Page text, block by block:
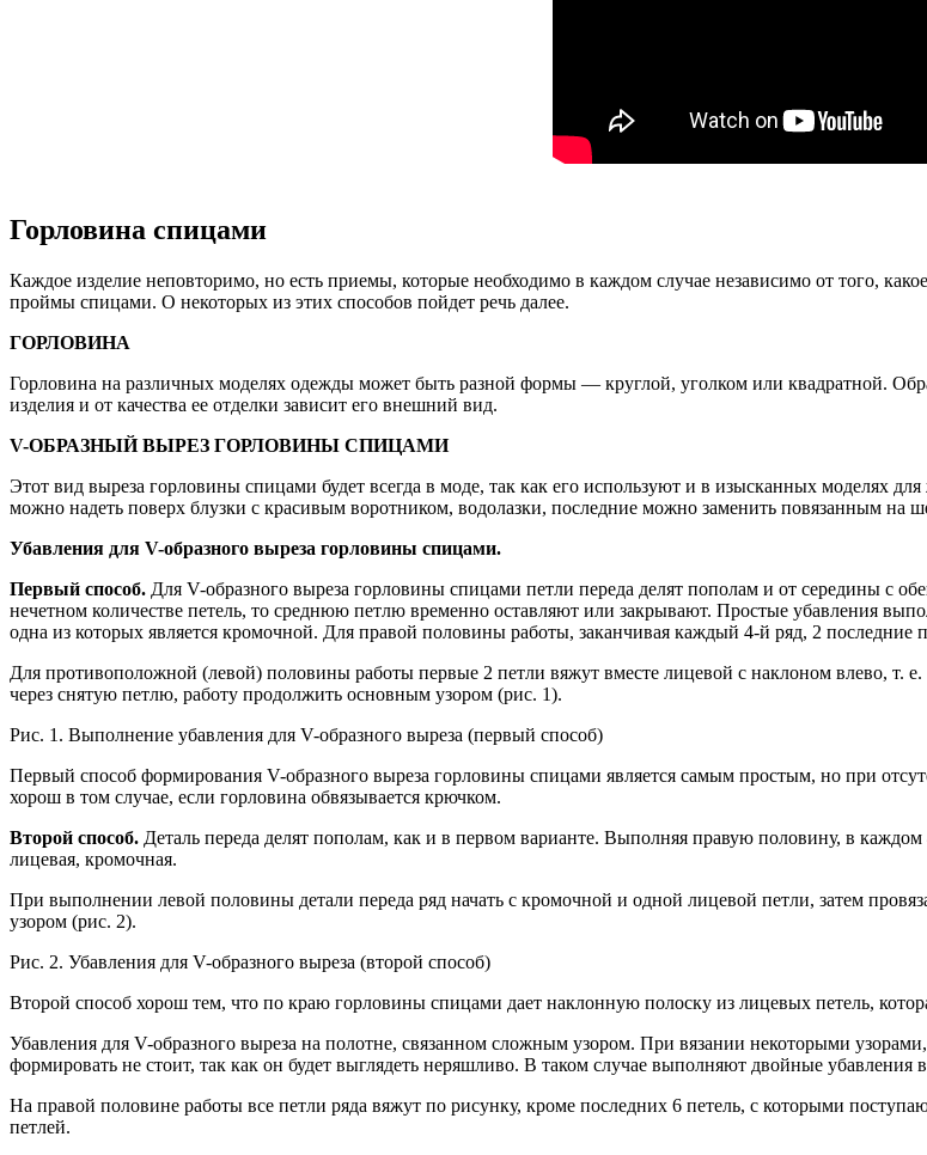
Горловина спицами
Каждое изделие неповторимо, но есть приемы, которые необходимо в каждом случае независимо от того,
проймы спицами. О некоторых из этих способов пойдет речь далее.
ГОРЛОВИНА
Горловина на различных моделях одежды может быть разной формы — круглой, уголком или квадратной.
изделия и от качества ее отделки зависит его внешний вид.
V-ОБРАЗНЫЙ ВЫРЕЗ ГОРЛОВИНЫ СПИЦАМИ
Этот вид выреза горловины спицами будет всегда в моде, так как его используют и в изысканных моделях
можно надеть поверх блузки с красивым воротником, водолазки, последние можно заменить повязанным
Убавления для V-образного выреза горловины спицами.
Первый способ. Для V-образного выреза горловины спицами петли переда делят пополам и от середины с
нечетном количестве петель, то среднюю петлю временно оставляют или закрывают. Простые убавления
одна из которых является кромочной. Для правой половины работы, заканчивая каждый 4-й ряд, 2 последние
Для противоположной (левой) половины работы первые 2 петли вяжут вместе лицевой с наклоном влево, т.
через снятую петлю, работу продолжить основным узором (рис. 1).
Рис. 1. Выполнение убавления для V-образного выреза (первый способ)
Первый способ формирования V-образного выреза горловины спицами является самым простым, но при
хорош в том случае, если горловина обвязывается крючком.
Второй способ. Деталь переда делят пополам, как и в первом варианте. Выполняя правую половину, в
лицевая, кромочная.
При выполнении левой половины детали переда ряд начать с кромочной и одной лицевой петли, затем
узором (рис. 2).
Рис. 2. Убавления для V-образного выреза (второй способ)
Второй способ хорош тем, что по краю горловины спицами дает наклонную полоску из лицевых петель,
Убавления для V-образного выреза на полотне, связанном сложным узором. При вязании некоторыми
формировать не стоит, так как он будет выглядеть неряшливо. В таком случае выполняют двойные убавления
На правой половине работы все петли ряда вяжут по рисунку, кроме последних 6 петель, с которыми
петлей.